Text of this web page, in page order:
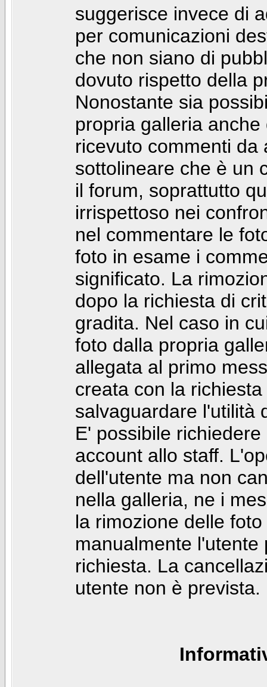
suggerisce invece di
per comunicazioni
che non siano di
dovuto rispetto della
Nonostante sia
propria galleria
ricevuto commenti da
sottolineare che è un
il forum, soprattutto
irrispettoso nei
nel commentare le
foto in esame i
significato. La
dopo la richiesta di
gradita. Nel caso in
foto dalla propria
allegata al primo
creata con la
salvaguardare l'utilità
E' possibile
account allo staff.
dell'utente ma non
nella galleria, ne i
la rimozione delle
manualmente
richiesta. La
utente non è prevista.